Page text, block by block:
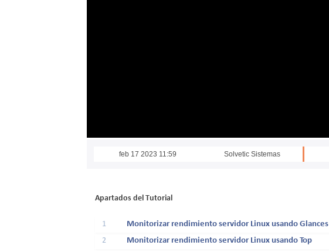
feb 17 2023 11:59 Solvetic Sistemas
Apartados del Tutorial
1
Monitorizar rendimiento servidor Linux usando Glances
2
Monitorizar rendimiento servidor Linux usando Top